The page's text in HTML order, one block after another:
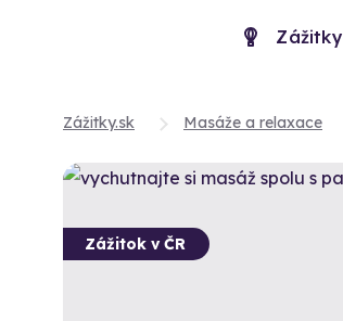
Zážitky
Zážitky.sk Masáže a relaxace
Zážitok v ČR